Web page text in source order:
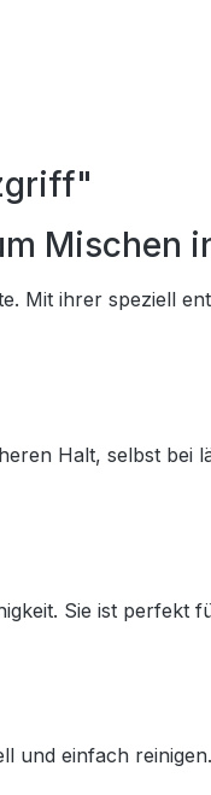
Mischen
Mit ihrer speziell
Halt, selbst bei
Sie ist
einfach